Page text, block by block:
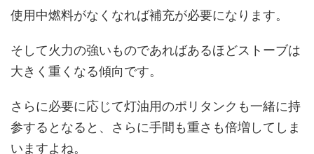
使用中燃料がなくなれば補充が必要になります。
そして火力の強いものであればあるほどストーブは
大きく重くなる傾向です。
さらに必要に応じて灯油用のポリタンクも一緒に持
参するとなると、さらに手間も重さも倍増してしま
いますよね。